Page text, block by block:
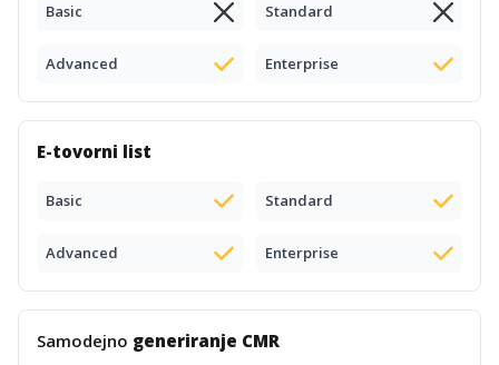
Basic Standard
Advanced Enterprise
E-tovorni list
Basic Standard
Advanced Enterprise
Samodejno generiranje CMR